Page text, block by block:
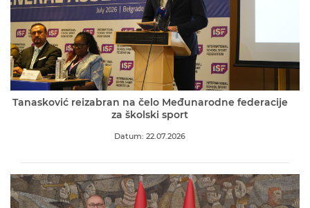
Tanasković reizabran na čelo Međunarodne federacije
za školski sport
Datum: 22.07.2026